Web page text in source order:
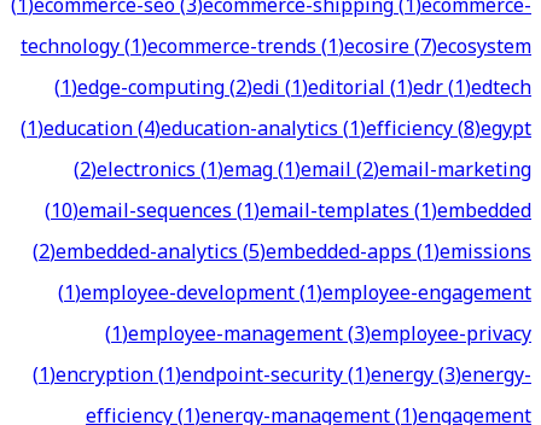
technology(1)ecommerce-trends(1)ecosire(7)ecosystem
(1)edge-computing(2)edi(1)editorial(1)edr(1)edtech
(1)education(4)education-analytics(1)efficiency(8)egypt
(2)electronics(1)emag(1)email(2)email-marketing
(10)email-sequences(1)email-templates(1)embedded
(2)embedded-analytics(5)embedded-apps(1)emissions
(1)employee-development(1)employee-engagement
(1)employee-management(3)employee-privacy
(1)encryption(1)endpoint-security(1)energy(3)energy-
efficiency(1)energy-management(1)engagement